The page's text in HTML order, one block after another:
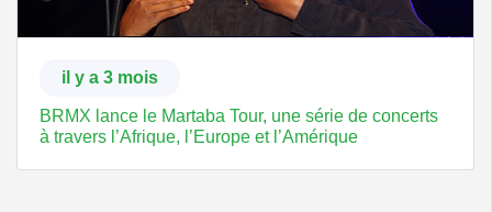
il y a 3 mois
BRMX lance le Martaba Tour, une série de concerts
à travers l’Afrique, l’Europe et l’Amérique